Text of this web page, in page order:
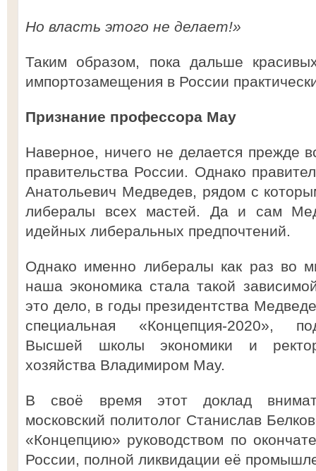
Но власть этого не делает!»
Таким образом, пока дальше
импортозамещения в России
Признание профессора Мау
Наверное, ничего не делается прежде
правительства России. Однако
Анатольевич Медведев, рядом с
либералы всех мастей. Да и сам
идейных либеральных предпочтений.
Однако именно либералы как раз во
наша экономика стала такой
это дело, в годы президентства
специальная «Концепция-2020»,
Высшей школы экономики и
хозяйства Владимиром Мау.
В своё время этот доклад
московский политолог Станислав
«Концепцию» руководством по
России, полной ликвидации её